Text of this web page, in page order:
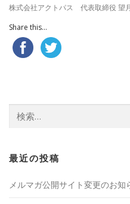
株式会社アクトパス 代表取締役 望
Share this...
索:
最近の投稿
メルマガ公開サイト変更のお知